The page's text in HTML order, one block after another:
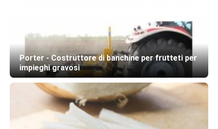
Porter - Costruttore di banchine per frutteti per
impieghi gravosi